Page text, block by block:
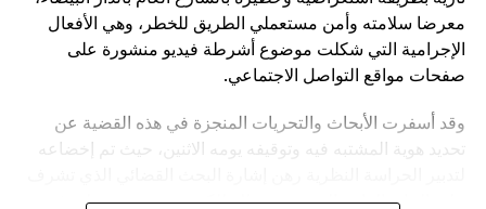
معرضا سلامته وأمن مستعملي الطريق للخطر، وهي الأفعال
الإجرامية التي شكلت موضوع أشرطة فيديو منشورة على
صفحات مواقع التواصل الاجتماعي.
وقد أسفرت الأبحاث والتحريات المنجزة في هذه القضية عن
تحديد هوية المشتبه فيه وتوقيفه يومه الاثنين، حيث تم إخضاعه
عليه النيابة العامة المختصة، وذلك للكشف عن جميع ظروف